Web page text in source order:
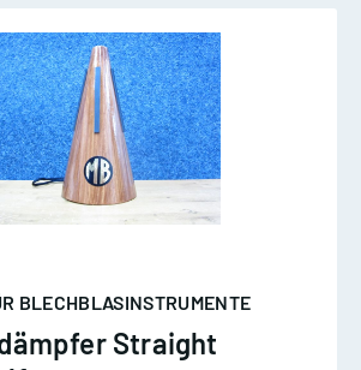
BLECHBLASINSTRUMENTE
Straight